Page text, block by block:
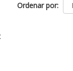
Ordenar por